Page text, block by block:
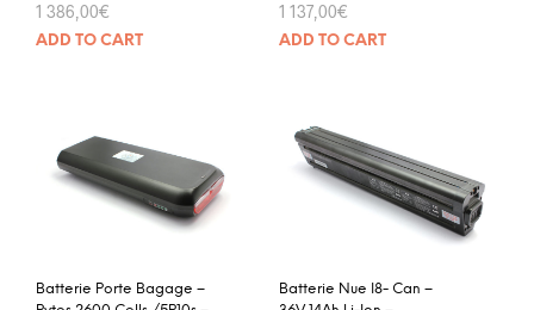
1 386,00€
ADD TO CART
1 137,00€
ADD TO CART
Batterie Porte Bagage –
Batterie Nue I8- Can –